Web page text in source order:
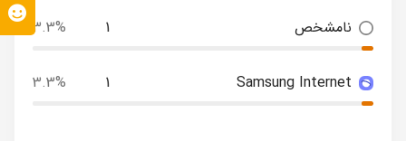
نامشخص 1
3.3%
Samsung Internet
1
3.3%